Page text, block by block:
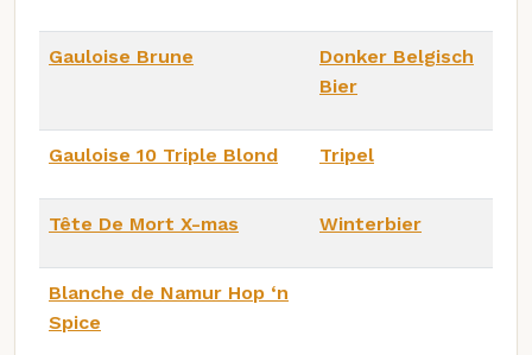
Gauloise Brune
Donker Belgisch
Bier
Gauloise 10 Triple Blond Tripel
Tête De Mort X-mas Winterbier
Blanche de Namur Hop ‘n
Spice